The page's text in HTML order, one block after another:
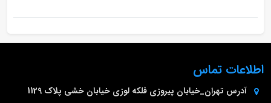
اطلاعات تماس
آدرس تهران_خیابان پیروزی فلکه لوزی خیابان خشی پلاک 1129